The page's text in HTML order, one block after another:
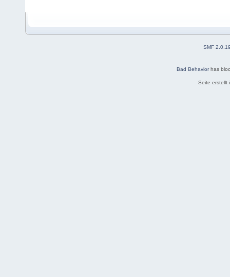
SMF
Bad Behaviorhas
Seite erstellt